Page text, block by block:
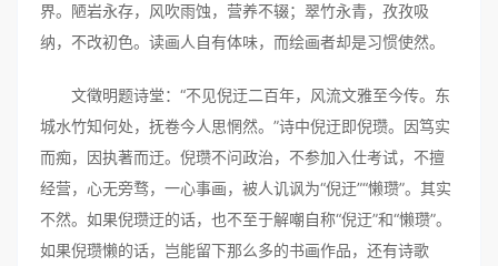
界。陋岩永存，风吹雨蚀，营养不辍；翠竹永青，孜孜吸
纳，不改初色。读画人自有体味，而绘画者却是习惯使然。
文徵明题诗堂：“不见倪迂二百年，风流文雅至今传。东
城水竹知何处，抚卷今人思惘然。”诗中倪迂即倪瓒。因笃实
而痴，因执著而迂。倪瓒不问政治，不参加入仕考试，不擅
经营，心无旁骛，一心事画，被人讥讽为“倪迂”“懒瓒”。其实
不然。如果倪瓒迂的话，也不至于解嘲自称“倪迂”和“懒瓒”。
如果倪瓒懒的话，岂能留下那么多的书画作品，还有诗歌